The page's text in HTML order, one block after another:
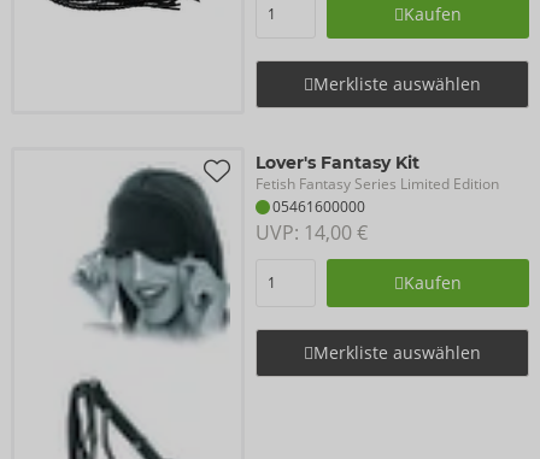
Kaufen
Merkliste auswählen
Lover's Fantasy Kit
Fetish Fantasy Series Limited Edition
05461600000
UVP: 14,00 €
Kaufen
Merkliste auswählen